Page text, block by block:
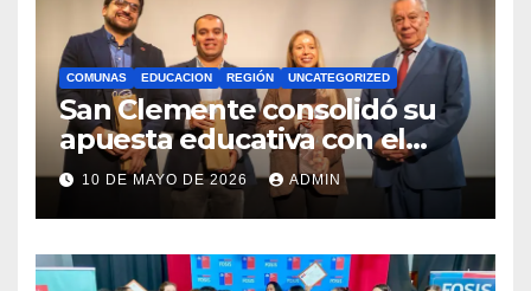
COMUNAS EDUCACION REGIÓN UNCATEGORIZED
San Clemente consolidó su
apuesta educativa con el
lanzamiento del
Preuniversitario Brotes 2026
10 DE MAYO DE 2026 ADMIN